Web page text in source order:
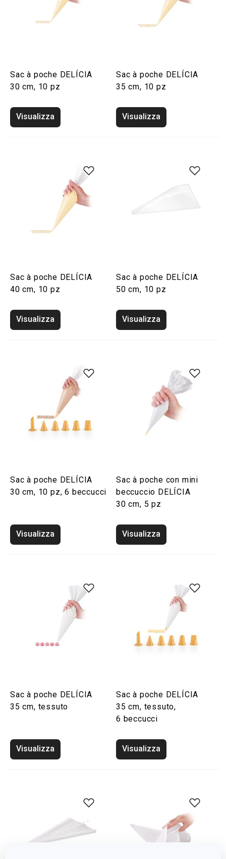
Sac à poche DELÍCIA
30 cm, 10 pz
Visualizza
Sac à poche DELÍCIA
35 cm, 10 pz
Visualizza
Sac à poche DELÍCIA
40 cm, 10 pz
Visualizza
Sac à poche DELÍCIA
50 cm, 10 pz
Visualizza
Sac à poche DELÍCIA
30 cm, 10 pz, 6 beccucci
Visualizza
Sac à poche con mini
beccuccio DELÍCIA
30 cm, 5 pz
Visualizza
Sac à poche DELÍCIA
35 cm, tessuto
Visualizza
Sac à poche DELÍCIA
35 cm, tessuto,
6 beccucci
Visualizza